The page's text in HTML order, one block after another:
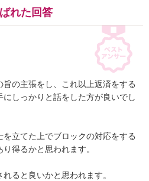
れた回答
の主張をし、これ以上返済をする
しっかりと話をした方が良いでし
立てた上でブロックの対応をする
得るかと思われます。
ると良いかと思われます。